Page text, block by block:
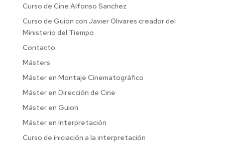
Curso de Cine Alfonso Sanchez
Curso de Guion con Javier Olivares creador del
Ministerio del Tiempo
Contacto
Másters
Máster en Montaje Cinematográfico
Máster en Dirección de Cine
Máster en Guion
Máster en Interpretación
Curso de iniciación a la interpretación